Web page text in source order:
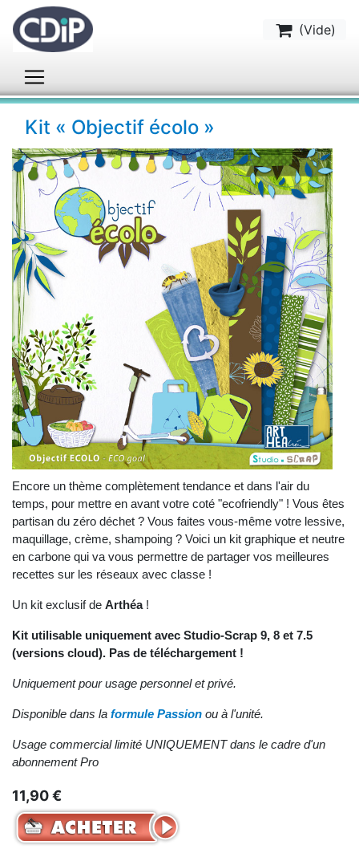
(Vide)
Kit « Objectif écolo »
Encore un thème complètement tendance et dans l'air du
temps, pour mettre en avant votre coté "ecofriendly" ! Vous êtes
partisan du zéro déchet ? Vous faites vous-même votre lessive,
maquillage, crème, shampoing ? Voici un kit graphique et neutre
en carbone qui va vous permettre de partager vos meilleures
recettes sur les réseaux avec classe !
Un kit exclusif de Arthéa!
Kit utilisable uniquement avec Studio-Scrap 9, 8 et 7.5
(versions cloud). Pas de téléchargement !
Uniquement pour usage personnel et privé.
Disponible dans la formule Passion ou à l'unité.
Usage commercial limité UNIQUEMENT dans le cadre d'un
abonnement Pro
11,90 €